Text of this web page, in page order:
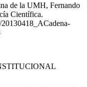
de la UMH, Fernando
Científica.